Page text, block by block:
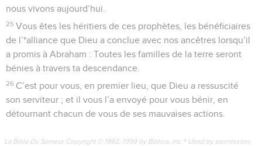
nous vivons aujourd’hui.
25 Vous êtes les héritiers de ces prophètes, les bénéficiaires
de l’*alliance que Dieu a conclue avec nos ancêtres lorsqu’il
a promis à Abraham : Toutes les familles de la terre seront
bénies à travers ta descendance.
26 C’est pour vous, en premier lieu, que Dieu a ressuscité
son serviteur ; et il vous l’a envoyé pour vous bénir, en
détournant chacun de vous de ses mauvaises actions.
La Bible Du Semeur Copyright © 1992, 1999 by Biblica, Inc.® Used by permission.